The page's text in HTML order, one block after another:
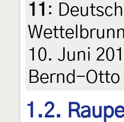
11 :
10. Juni
Bernd-Otto
1.2.